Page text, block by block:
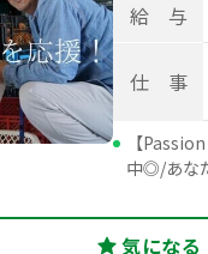
給 与
仕 事
【
中◎/あな
気になる